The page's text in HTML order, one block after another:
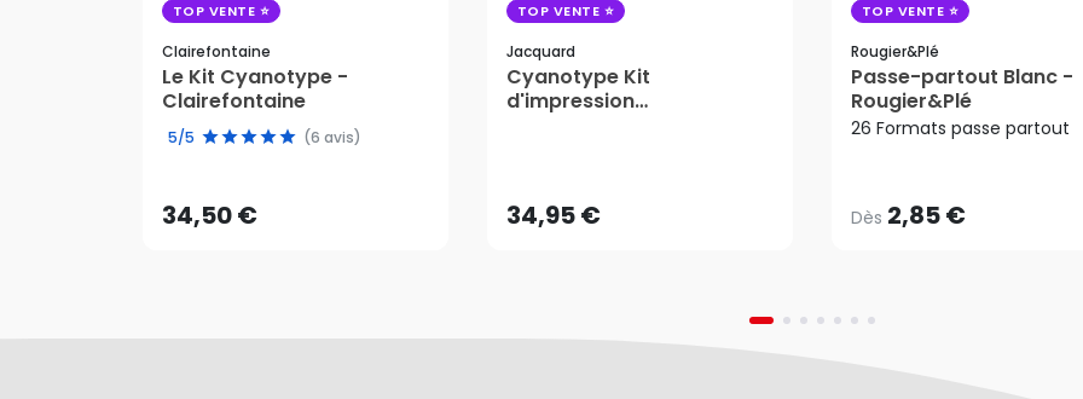
TOP VENTE
Clairefontaine
Le Kit Cyanotype -
Clairefontaine
5/5 (6 avis)
34,50 €
34,50 €
AJOUTER AU PANIER
TOP VENTE
Jacquard
Cyanotype Kit
d'impression
34,95 €AJOUTER AU PANIER
TOP VENTE
Rougier&plé
Passe-partout Blanc -
Rougier&Plé
26 Formats passe partout
Dès 2,85 €
Dès2,85 €